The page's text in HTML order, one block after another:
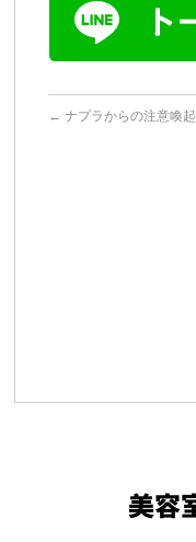
← ナプラからの注意喚起